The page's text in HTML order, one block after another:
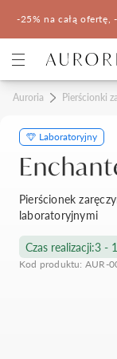
-25% na całą ofertę,
Kategorie
Pierścionki
Pomocne
Auroria Pierścionki
Laboratoryjny
Pierścionek
laboratoryjnymi
Czas realizacji:3 -
Kod produktu: AUR-